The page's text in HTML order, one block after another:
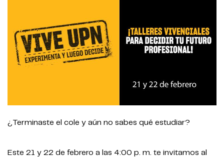
¿Terminaste el cole y aún no sabes qué estudiar?
Este 21 y 22 de febrero a las 4:00 p. m. te invitamos al